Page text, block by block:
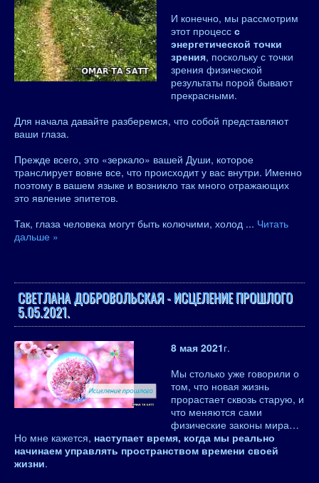
И конечно, мы рассмотрим
этот процесс с
энергетической точки
зрения, поскольку с точки
зрения физической
результаты порой бывают
прекрасными.
Для начала давайте разберемся, что собой представляют
ваши глаза.
Прежде всего, это «зеркало» вашей Души, которое
транслирует вовне все, что происходит у вас внутри. Именно
поэтому в вашем языке и возникло так много отражающих
это явление эпитетов.
Так, глаза человека могут быть колючими, холод ... Читать
дальше »
СВЕТЛАНА ДОБРОВОЛЬСКАЯ - ИСЦЕЛЕНИЕ ПРОШЛОГО
5.05.2021.
8 мая 2021г.
Мы столько уже говорили о
том, что новая жизнь
прорастает сквозь старую, и
что меняются сами
физические законы мира…
Но мне кажется, наступает время, когда мы реально
начинаем управлять пространством времени своей
жизни.